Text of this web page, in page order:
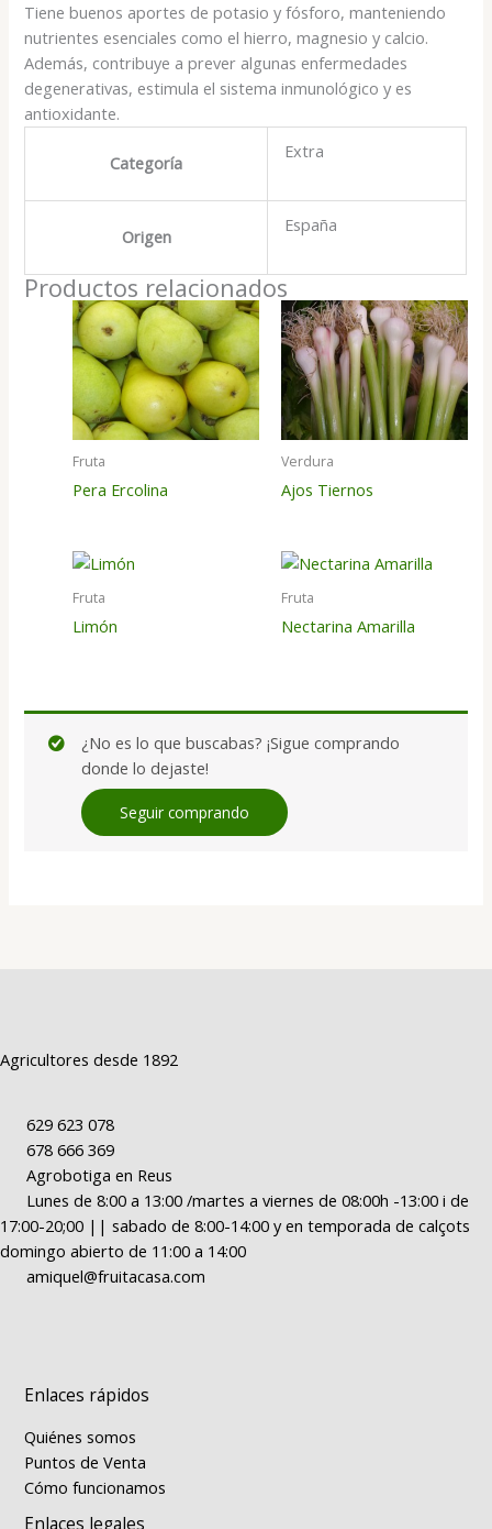
Tiene buenos aportes de potasio y fósforo, manteniendo
nutrientes esenciales como el hierro, magnesio y calcio.
Además, contribuye a prever algunas enfermedades
degenerativas, estimula el sistema inmunológico y es
antioxidante.
Categoría
Extra
Origen
España
Productos relacionados
Fruta
Pera Ercolina
Verdura
Ajos Tiernos
Fruta
Limón
Fruta
Nectarina Amarilla
Seguir comprando
¿No es lo que buscabas? ¡Sigue comprando
donde lo dejaste!
Agricultores desde 1892
629 623 078
678 666 369
Agrobotiga en Reus
Lunes de 8:00 a 13:00 /martes a viernes de 08:00h -13:00 i de
17:00-20;00 || sabado de 8:00-14:00 y en temporada de calçots
domingo abierto de 11:00 a 14:00
amiquel@fruitacasa.com
Enlaces rápidos
Quiénes somos
Puntos de Venta
Cómo funcionamos
Enlaces legales